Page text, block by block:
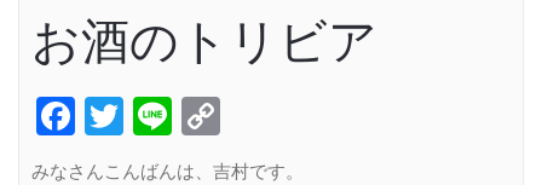
お酒のトリビア
Facebook
Twitter
Line
Link
みなさんこんばんは、吉村です。